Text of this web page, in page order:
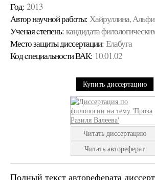
Год: 2013
Автор научной работы: Хайруллина,
Ученая cтепень: кандидата
Место защиты диссертации: Елабуга
Код cпециальности ВАК: 10.01.02
Купить диссертацию
Читать диссертацию
Читать автореферат
Полный текст автореферата